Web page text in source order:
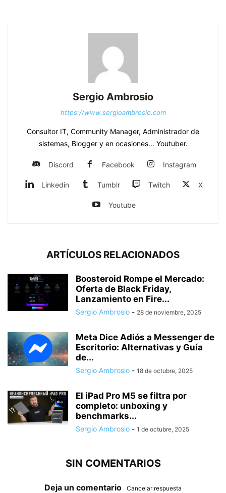
Sergio Ambrosio
https://www.sergioambrosio.com
Consultor IT, Community Manager, Administrador de
sistemas, Blogger y en ocasiones... Youtuber.
Discord Facebook Instagram
Linkedin Tumblr Twitch X
Youtube
ARTÍCULOS RELACIONADOS
Boosteroid Rompe el Mercado:
Oferta de Black Friday,
Lanzamiento en Fire...
Sergio Ambrosio - 28 de noviembre, 2025
Meta Dice Adiós a Messenger de
Escritorio: Alternativas y Guía
de...
Sergio Ambrosio - 18 de octubre, 2025
El iPad Pro M5 se filtra por
completo: unboxing y
benchmarks...
Sergio Ambrosio - 1 de octubre, 2025
SIN COMENTARIOS
Deja un comentario Cancelar respuesta